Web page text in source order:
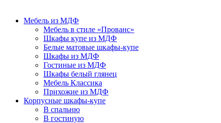
Мебель из МДФ
Мебель в стиле «Прованс»
Шкафы купе из МДФ
Белые матовые шкафы-купе
Шкафы из МДФ
Гостиные из МДФ
Шкафы белый глянец
Мебель Классика
Прихожие из МДФ
Корпусные шкафы-купе
В спальню
В гостиную